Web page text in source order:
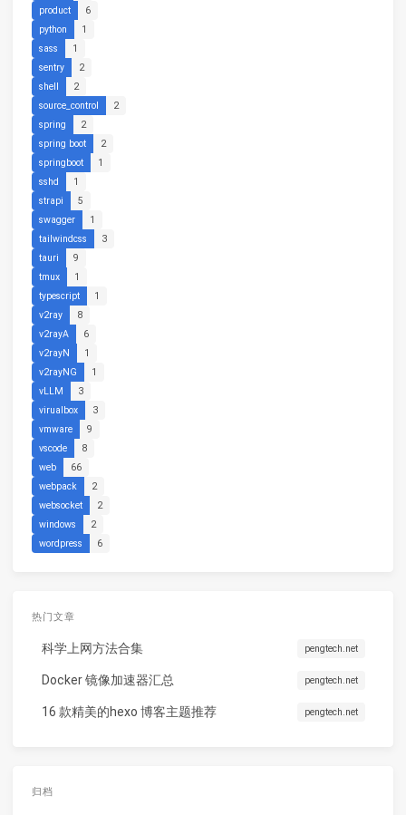
product
6
python
1
sass
1
sentry
2
shell
2
source_control
2
spring
2
spring boot
2
springboot
1
sshd
1
strapi
5
swagger
1
tailwindcss
3
tauri
9
tmux
1
typescript
1
v2ray
8
v2rayA
6
v2rayN
1
v2rayNG
1
vLLM
3
virualbox
3
vmware
9
vscode
8
web
66
webpack
2
websocket
2
windows
2
wordpress
6
热门文章
科学上网方法合集 pengtech.net
Docker 镜像加速器汇总 pengtech.net
16 款精美的hexo 博客主题推荐 pengtech.net
归档